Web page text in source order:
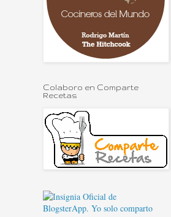
Colaboro en Comparte
Recetas